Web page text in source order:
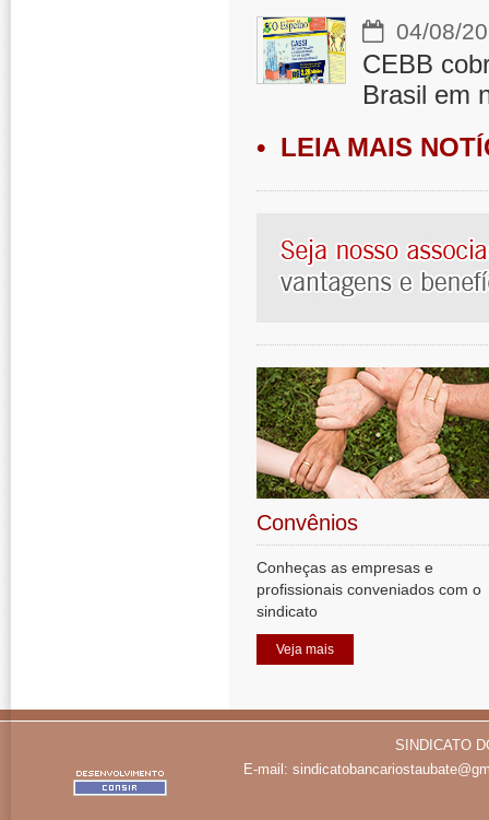
04/08/
CEBB
Brasil em
• LEIA MAIS
Convênios
Conheças as empresas e
profissionais conveniados com o
sindicato
Veja mais
SINDICATO
E-mail: